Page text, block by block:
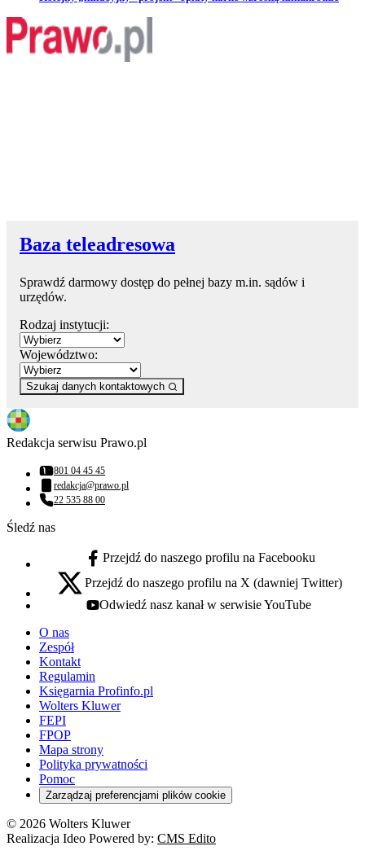
Baza teleadresowa
Sprawdź darmowy dostęp do pełnej bazy m.in. sądów i
urzędów.
Rodzaj instytucji:
Województwo:
Szukaj danych kontaktowych
Redakcja serwisu Prawo.pl
Numer telefonu:
801 04 45 45
Adres email:
redakcja@prawo.pl
Numer telefonu:
22 535 88 00
Śledź nas
facebook - otwiera się w nowej karcie
Przejdź do naszego profilu na Facebooku
x - otwiera się w nowej karcie
Przejdź do naszego profilu na X (dawniej Twitter)
youtube - otwiera się w nowej karcie
Odwiedź nasz kanał w serwisie YouTube
O nas
Zespół
Kontakt
Regulamin
Księgarnia Profinfo.pl
Wolters Kluwer
FEPI
FPOP
Mapa strony
Polityka prywatności
Pomoc
Zarządzaj preferencjami plików cookie
© 2026 Wolters Kluwer
Realizacja Ideo Powered by: CMS Edito